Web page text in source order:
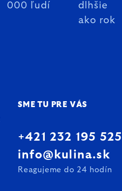
000 ľudí
dlhšie
ako rok
SME TU PRE VÁS
+421 232 195 525
info@kulina.sk
Reagujeme do 24 hodín